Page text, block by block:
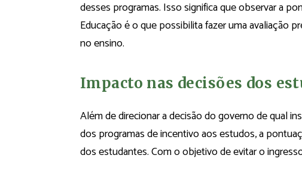
desses programas. Isso significa que observar a
Educação é o que possibilita fazer uma avaliação
no ensino.
Impacto nas decisões dos
Além de direcionar a decisão do governo de qual
dos programas de incentivo aos estudos, a
dos estudantes. Com o objetivo de evitar o